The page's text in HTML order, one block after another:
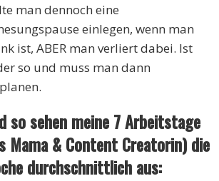
man dennoch eine
einlegen, wenn man
ist, ABER man verliert dabei. Ist
so und muss man dann
so sehen meine 7 Arbeitstage
Mama & Content Creatorin) die
durchschnittlich aus: